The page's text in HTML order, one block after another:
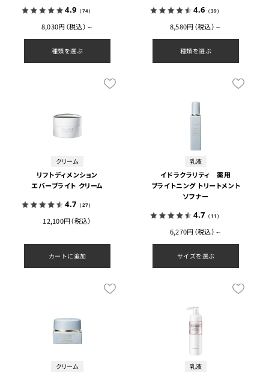
4.9 （74）
8,030円（税込）～
種類を選ぶ
4.6 （39）
8,580円（税込）～
種類を選ぶ
クリーム
リフトディメンション
エバーブライト クリーム
4.7 （27）
12,100円（税込）
カートに追加
乳液
イドラクラリティ 薬用
ブライトニング トリートメント
ソフナー
4.7 （11）
6,270円（税込）～
サイズを選ぶ
クリーム 乳液